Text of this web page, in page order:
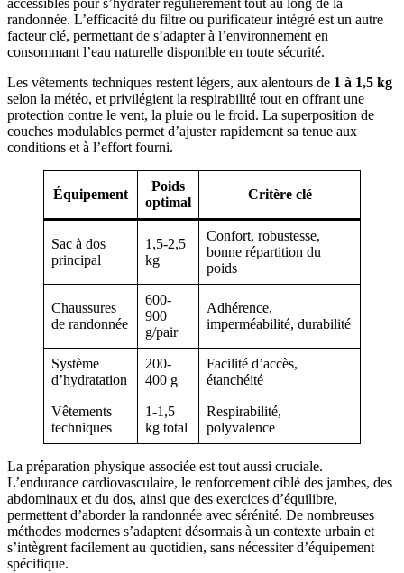
accessibles pour s’hydrater régulièrement tout au long de la
randonnée. L’efficacité du filtre ou purificateur intégré est un autre
facteur clé, permettant de s’adapter à l’environnement en
consommant l’eau naturelle disponible en toute sécurité.
Les vêtements techniques restent légers, aux alentours de 1 à 1,5 kg
selon la météo, et privilégient la respirabilité tout en offrant une
protection contre le vent, la pluie ou le froid. La superposition de
couches modulables permet d’ajuster rapidement sa tenue aux
conditions et à l’effort fourni.
Équipement
Poids
optimal
Critère clé
Sac à dos
principal
1,5-2,5
kg
Confort, robustesse,
bonne répartition du
poids
Chaussures
de randonnée
600-
900
g/pair
Adhérence,
imperméabilité, durabilité
Système
d’hydratation
200-
400 g
Facilité d’accès,
étanchéité
Vêtements
techniques
1-1,5
kg total
Respirabilité,
polyvalence
La préparation physique associée est tout aussi cruciale.
L’endurance cardiovasculaire, le renforcement ciblé des jambes, des
abdominaux et du dos, ainsi que des exercices d’équilibre,
permettent d’aborder la randonnée avec sérénité. De nombreuses
méthodes modernes s’adaptent désormais à un contexte urbain et
s’intègrent facilement au quotidien, sans nécessiter d’équipement
spécifique.